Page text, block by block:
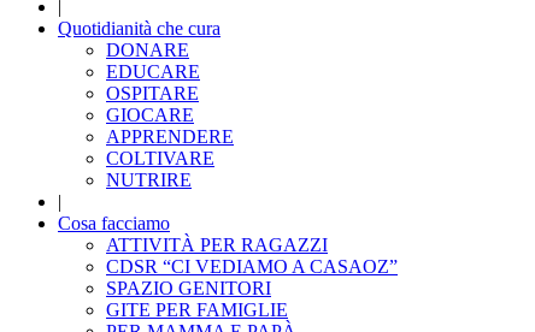
|
Quotidianità che cura
DONARE
EDUCARE
OSPITARE
GIOCARE
APPRENDERE
COLTIVARE
NUTRIRE
|
Cosa facciamo
ATTIVITÀ PER RAGAZZI
CDSR “CI VEDIAMO A CASAOZ”
SPAZIO GENITORI
GITE PER FAMIGLIE